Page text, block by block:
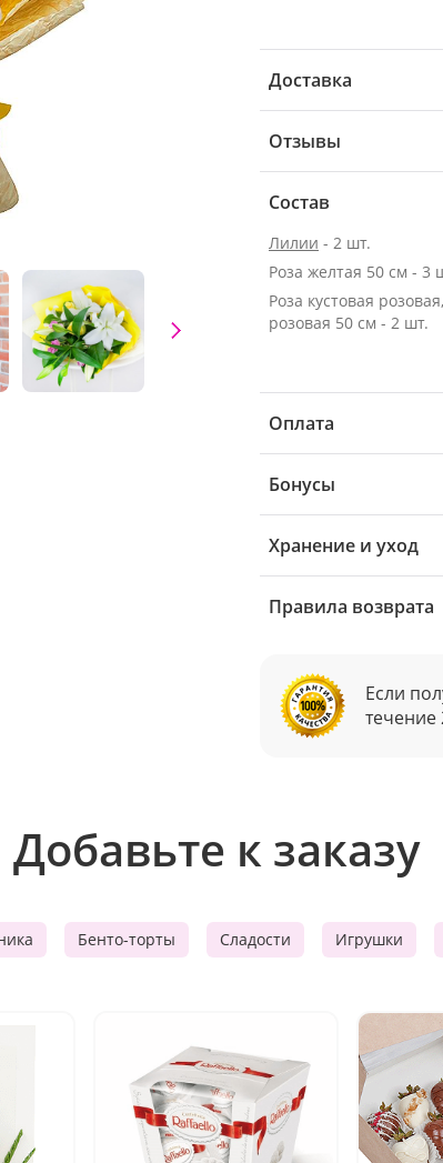
Доставка
Отзывы
Состав
Лилии - 2 шт.
Роза желтая 50 см - 3
Роза кустовая
розовая 50 см - 2 шт.
Оплата
Бонусы
Хранение и уход
Правила возврата
Если
течение
Добавьте к заказу
Бенто-торты Сладости Игрушки